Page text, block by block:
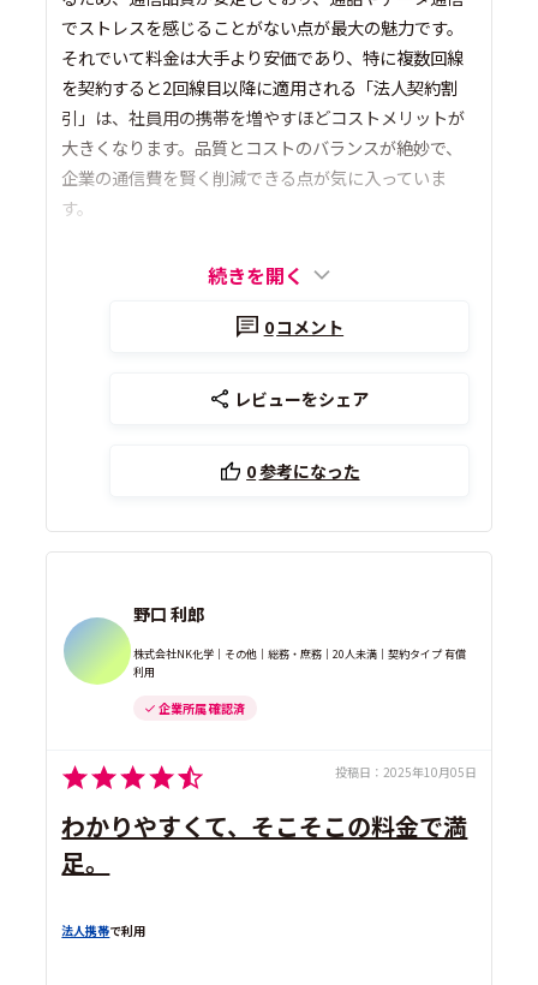
でストレスを感じることがない点が最大の魅力です。
それでいて料金は大手より安価であり、特に複数回線
を契約すると2回線目以降に適用される「法人契約割
引」は、社員用の携帯を増やすほどコストメリットが
大きくなります。品質とコストのバランスが絶妙で、
企業の通信費を賢く削減できる点が気に入っていま
す。
続きを開く
0コメント
レビューをシェア
0参考になった
野口 利郎
株式会社NK化学｜その他｜総務・庶務｜20人未満｜契約タイプ 有償
利用
企業所属 確認済
投稿日： 2025年10月05日
わかりやすくて、そこそこの料金で満
足。
法人携帯で利用